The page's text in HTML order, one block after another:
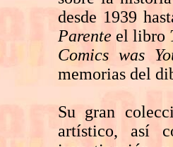
desde 1939
Parente el libro
Comics was
memorias del
Su gran
artístico, así